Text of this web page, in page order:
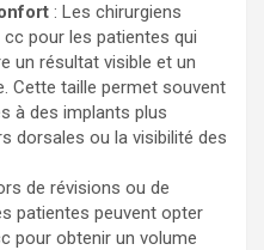
: Les chirurgiens
pour les patientes qui
un résultat visible et un
Cette taille permet souvent
à des implants plus
dorsales ou la visibilité des
de révisions ou de
patientes peuvent opter
pour obtenir un volume